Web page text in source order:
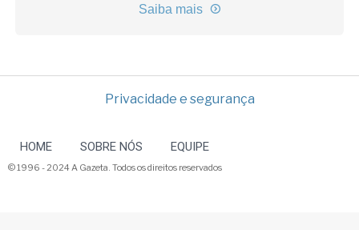
Saiba mais
Privacidade e segurança
HOME SOBRE NÓS EQUIPE
© 1996 - 2024 A Gazeta. Todos os direitos reservados